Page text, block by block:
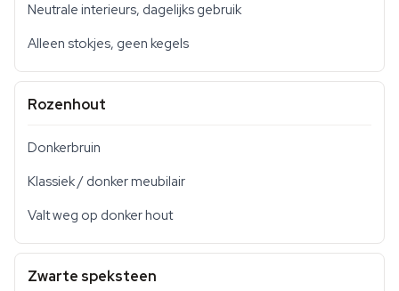
Neutrale interieurs, dagelijks gebruik
Alleen stokjes, geen kegels
Rozenhout
Donkerbruin
Klassiek / donker meubilair
Valt weg op donker hout
Zwarte speksteen